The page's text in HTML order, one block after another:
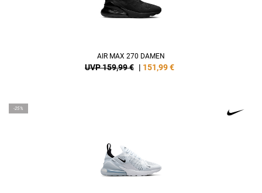
AIR MAX 270 DAMEN
UVP 159,99 € | 151,99€
-25%